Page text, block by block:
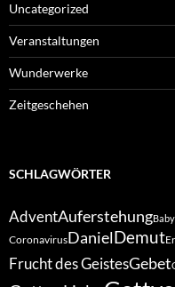
Uncategorized
Veranstaltungen
Wunderwerke
Zeitgeschehen
SCHLAGWÖRTER
AdventAuferstehung
CoronavirusDanielDemut
Frucht des GeistesGebet